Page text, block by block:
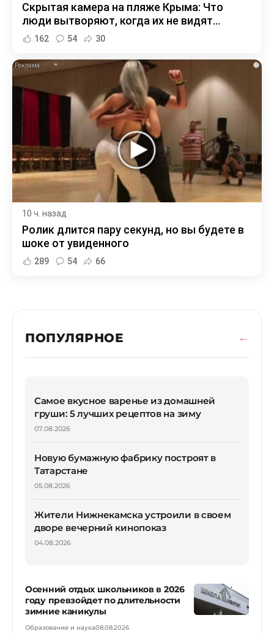
Скрытая камера на пляже Крыма: Что
люди вытворяют, когда их не видят...
162 54 30
i
10 ч. назад
Ролик длится пару секунд, но вы будете в
шоке от увиденного
289 54 66
ПОПУЛЯРНОЕ
Самое вкусное варенье из домашней
груши: 5 лучших рецептов на зиму
07.08.2026
Новую бумажную фабрику построят в
Татарстане
05.08.2026
Жители Нижнекамска устроили в своем
дворе вечерний кинопоказ
04.08.2026
Осенний отдых школьников в 2026
году превзойдет по длительности
зимние каникулы
Образование и наука08.08.2026